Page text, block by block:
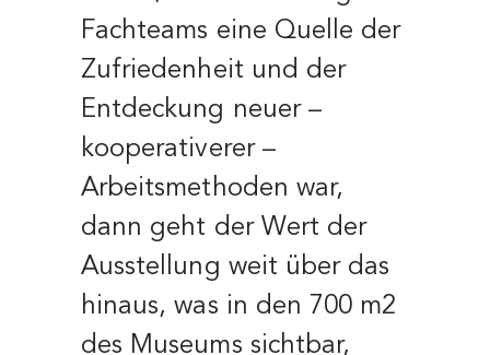
Fachteams eine Quelle der
Zufriedenheit und der
Entdeckung neuer –
kooperativerer –
Arbeitsmethoden war,
dann geht der Wert der
Ausstellung weit über das
hinaus, was in den 700 m2
des Museums sichtbar,